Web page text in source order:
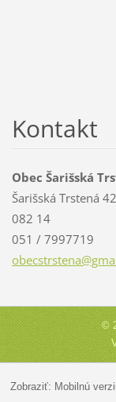
Kontakt
Obec Šarišská
Šarišská Trstená 42
082 14
051 / 7997719
obecstrstena@gma
©
Zobraziť: Mobilnú